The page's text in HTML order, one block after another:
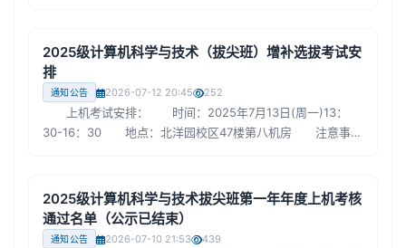
生综合成绩及拟录取学生名单(见附件)。 公示时间为：
2026年7月18日--7月20日。公示期内对以上内容有异议者，
可书面向本科办公室反馈。 联系人：李宏 邮
箱:lihong1026@tju.edu.cn
2025级计算机科学与技术（拔尖班）增补选拔考试安
排
通知公告 2026-07-12 20:45 252
上机考试安排： 时间：2025年7月13日(周一)13：
30-16：30 地点：北洋园校区47楼第八机房 注意事
不得入场，取消考试资格。 2. 考生要自觉维护考场秩序，
遵守考场规则，严禁作弊。对考试作弊及其他违反考试纪律的
学生，按照《天津大学学生考试工作规定》的相关规定处
2025级计算机科学与技术拔尖班第一年年度上机考核
通过名单（公示已结束）
通知公告 2026-07-10 21:53 439